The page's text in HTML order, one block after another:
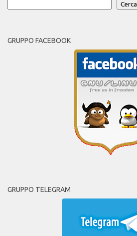
Cerca
GRUPPO FACEBOOK
GRUPPO TELEGRAM